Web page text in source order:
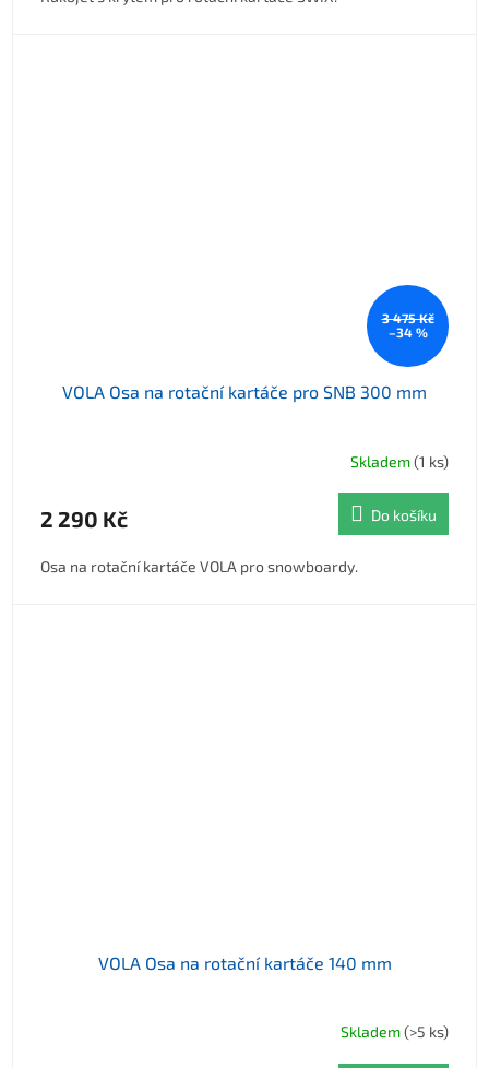
3 475 Kč
–34 %
VOLA Osa na rotační kartáče pro SNB 300 mm
Skladem(1 ks)
2 290 Kč Do košíku
Osa na rotační kartáče VOLA pro snowboardy.
VOLA Osa na rotační kartáče 140 mm
Skladem(>5 ks)